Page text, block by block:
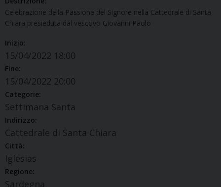
Celebrazione della Passione del Signore nella Cattedrale di Santa
Chiara presieduta dal vescovo Giovanni Paolo
Inizio:
15/04/2022 18:00
Fine:
15/04/2022 20:00
Categorie:
Settimana Santa
Indirizzo:
Cattedrale di Santa Chiara
Città:
Iglesias
Regione:
Sardegna